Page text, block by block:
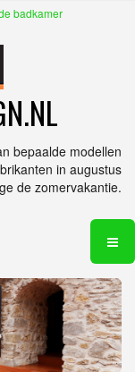
badkamer
bepaalde modellen
in augustus
de zomervakantie.